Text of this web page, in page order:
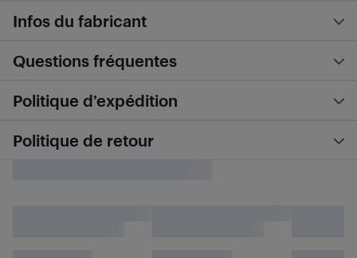
Infos du fabricant
Questions fréquentes
Politique d’expédition
Politique de retour